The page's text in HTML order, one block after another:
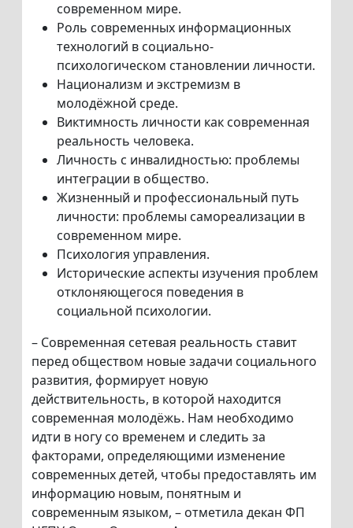
современном мире.
Роль современных информационных
технологий в социально-
психологическом становлении личности.
Национализм и экстремизм в
молодёжной среде.
Виктимность личности как современная
реальность человека.
Личность с инвалидностью: проблемы
интеграции в общество.
Жизненный и профессиональный путь
личности: проблемы самореализации в
современном мире.
Психология управления.
Исторические аспекты изучения проблем
отклоняющегося поведения в
социальной психологии.
– Современная сетевая реальность ставит
перед обществом новые задачи социального
развития, формирует новую
действительность, в которой находится
современная молодёжь. Нам необходимо
идти в ногу со временем и следить за
факторами, определяющими изменение
современных детей, чтобы предоставлять им
информацию новым, понятным и
современным языком, – отметила декан ФП